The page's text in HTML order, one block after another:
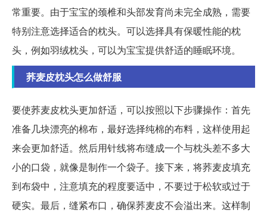
常重要。由于宝宝的颈椎和头部发育尚未完全成熟，需要
特别注意选择适合的枕头。可以选择具有保暖性能的枕
头，例如羽绒枕头，可以为宝宝提供舒适的睡眠环境。
荞麦皮枕头怎么做舒服
要使荞麦皮枕头更加舒适，可以按照以下步骤操作：首先
准备几块漂亮的棉布，最好选择纯棉的布料，这样使用起
来会更加舒适。然后用针线将布缝成一个与枕头差不多大
小的口袋，就像是制作一个袋子。接下来，将荞麦皮填充
到布袋中，注意填充的程度要适中，不要过于松软或过于
硬实。最后，缝紧布口，确保荞麦皮不会溢出来。这样制